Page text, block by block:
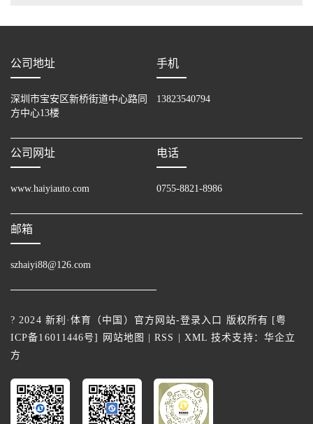
公司地址
深圳市宝安区新桥街道中心路同
方中心13楼
手机
13823540794
公司网址
www.haiyiauto.com
电话
0755-8821-8986
邮箱
szhaiyi88@126.com
? 2024 新利·体育（中国）官方网站-登录入口 版权所有 [粤
ICP备16011446号] 网站地图 |RSS XML 技术支持： 华企立
方